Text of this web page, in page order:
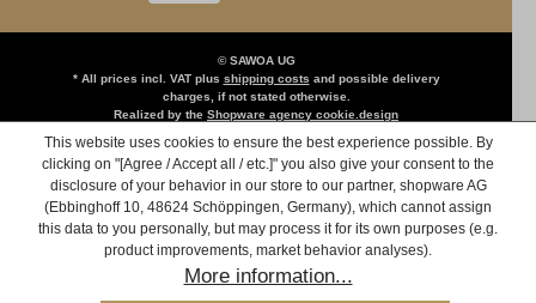
© SAWOA UG
* All prices incl. VAT plus shipping costs and possible delivery
charges, if not stated otherwise.
Realized by the Shopware agency cookie.design
This website uses cookies to ensure the best experience possible. By
clicking on "[Agree / Accept all / etc.]" you also give your consent to the
disclosure of your behavior in our store to our partner, shopware AG
(Ebbinghoff 10, 48624 Schöppingen, Germany), which cannot assign
this data to you personally, but may process it for its own purposes (e.g.
product improvements, market behavior analyses).
More information...